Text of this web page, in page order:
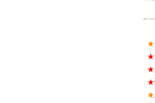
★
★
★
★
★